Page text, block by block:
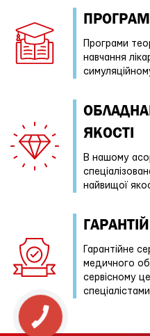
Програми
навчання
ЯКОСТІ
В нашому
найвищої
Гарантійне
медичного
сервісному
спеціалістами
КНОПКА
ЗВ'ЯЗКУ